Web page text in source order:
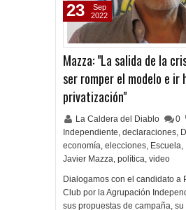
Mazza: "La salida de la
ser romper el modelo e ir
privatización"
La Caldera del Diablo 0
Independiente, declaraciones,
economía, elecciones, Escuela,
Javier Mazza, política, video
Dialogamos con el candidato a
Club por la Agrupación
sus propuestas de campaña, su
23
Sep
2022